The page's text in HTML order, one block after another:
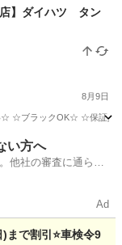
】ダイハツ タン
8月9日
☆ブラックOK☆ ☆保証人
い方へ
他社の審査に通らな
Ad
まで割引⭐️車検令9